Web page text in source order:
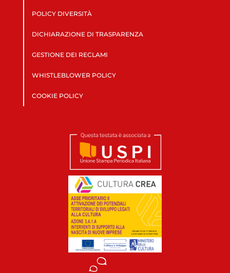
POLICY DIVERSITÀ
DICHIARAZIONE DI TRASPARENZA
GESTIONE DEI RECLAMI
WHISTLEBLOWER POLICY
COOKIE POLICY